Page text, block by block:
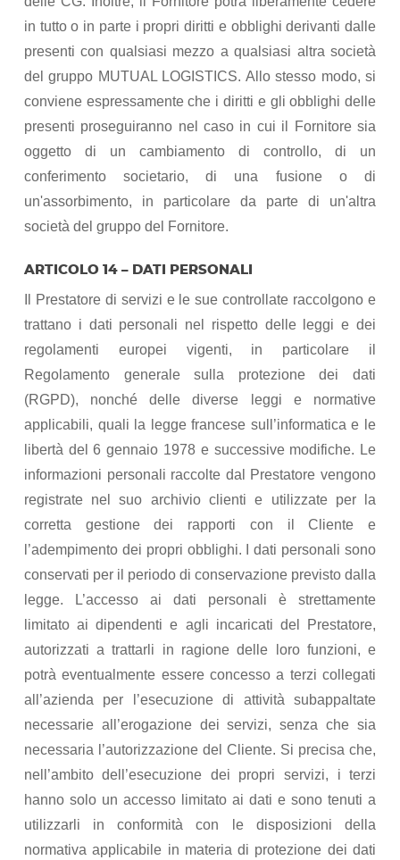
in tutto o in parte i propri diritti e obblighi derivanti dalle
presenti con qualsiasi mezzo a qualsiasi altra società
del gruppo MUTUAL LOGISTICS. Allo stesso modo, si
conviene espressamente che i diritti e gli obblighi delle
presenti proseguiranno nel caso in cui il Fornitore sia
oggetto di un cambiamento di controllo, di un
conferimento societario, di una fusione o di
un'assorbimento, in particolare da parte di un'altra
società del gruppo del Fornitore.
ARTICOLO 14 – DATI PERSONALI
Il Prestatore di servizi e le sue controllate raccolgono e
trattano i dati personali nel rispetto delle leggi e dei
regolamenti europei vigenti, in particolare il
Regolamento generale sulla protezione dei dati
(RGPD), nonché delle diverse leggi e normative
applicabili, quali la legge francese sull’informatica e le
libertà del 6 gennaio 1978 e successive modifiche. Le
informazioni personali raccolte dal Prestatore vengono
registrate nel suo archivio clienti e utilizzate per la
corretta gestione dei rapporti con il Cliente e
l’adempimento dei propri obblighi. I dati personali sono
conservati per il periodo di conservazione previsto dalla
legge. L’accesso ai dati personali è strettamente
limitato ai dipendenti e agli incaricati del Prestatore,
autorizzati a trattarli in ragione delle loro funzioni, e
potrà eventualmente essere concesso a terzi collegati
all’azienda per l’esecuzione di attività subappaltate
necessarie all’erogazione dei servizi, senza che sia
necessaria l’autorizzazione del Cliente. Si precisa che,
nell’ambito dell’esecuzione dei propri servizi, i terzi
hanno solo un accesso limitato ai dati e sono tenuti a
utilizzarli in conformità con le disposizioni della
normativa applicabile in materia di protezione dei dati